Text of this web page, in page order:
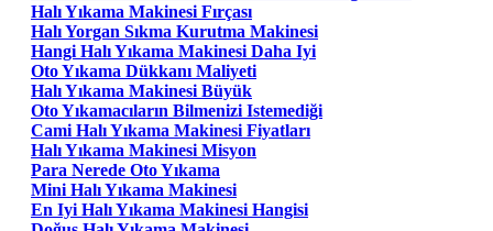
Halı Yıkama Makinesi Fırçası
Halı Yorgan Sıkma Kurutma Makinesi
Hangi Halı Yıkama Makinesi Daha Iyi
Oto Yıkama Dükkanı Maliyeti
Halı Yıkama Makinesi Büyük
Oto Yıkamacıların Bilmenizi Istemediği
Cami Halı Yıkama Makinesi Fiyatları
Halı Yıkama Makinesi Misyon
Para Nerede Oto Yıkama
Mini Halı Yıkama Makinesi
En Iyi Halı Yıkama Makinesi Hangisi